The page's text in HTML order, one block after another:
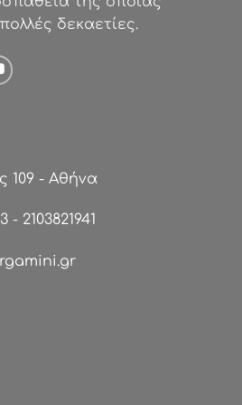
δεκαετίες.
109 - Αθήνα
- 2103821941